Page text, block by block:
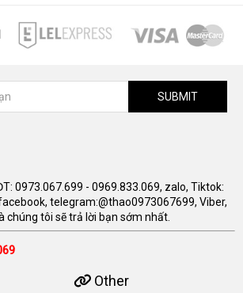
SUBMIT
0973.067.699 - 0969.833.069, zalo, Tiktok:
telegram:@thao0973067699, Viber,
chúng tôi sẽ trả lời bạn sớm nhất.
Other